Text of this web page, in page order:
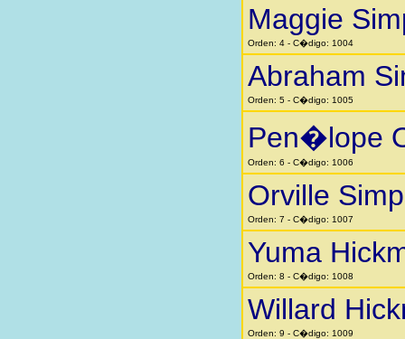
Maggie
Orden: 4 - C�digo: 1004
Abraham
Orden: 5 - C�digo: 1005
Pen�lope
Orden: 6 - C�digo: 1006
Orville
Orden: 7 - C�digo: 1007
Yuma
Orden: 8 - C�digo: 1008
Willard
Orden: 9 - C�digo: 1009